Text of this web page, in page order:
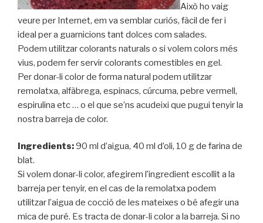
Això ho vaig
veure per Internet, em va semblar curiós, fàcil de fer i
ideal per a guarnicions tant dolces com salades.
Podem utilitzar colorants naturals o si volem colors més
vius, podem fer servir colorants comestibles en gel.
Per donar-li color de forma natural podem utilitzar
remolatxa, alfàbrega, espinacs, cúrcuma, pebre vermell,
espirulina etc … o el que se’ns acudeixi que pugui tenyir la
nostra barreja de color.
Ingredients:90 ml d’aigua, 40 ml d’oli, 10 g de farina de
blat.
Si volem donar-li color, afegirem l’ingredient escollit a la
barreja per tenyir, en el cas de la remolatxa podem
utilitzar l’aigua de cocció de les mateixes o bé afegir una
mica de puré. Es tracta de donar-li color a la barreja. Si no